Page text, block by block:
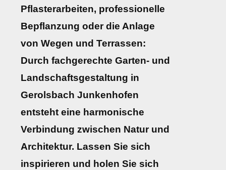
Pflasterarbeiten, professionelle
Bepflanzung oder die Anlage
von Wegen und Terrassen:
Durch fachgerechte Garten- und
Landschaftsgestaltung in
Gerolsbach Junkenhofen
entsteht eine harmonische
Verbindung zwischen Natur und
Architektur. Lassen Sie sich
inspirieren und holen Sie sich